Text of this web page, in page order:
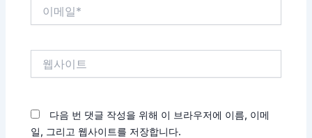
다음 번 댓글 작성을 위해 이 브라우저에 이름, 이메
일, 그리고 웹사이트를 저장합니다.